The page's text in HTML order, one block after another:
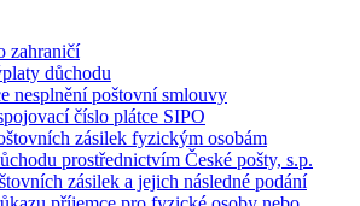
zahraničí
důchodu
nesplnění poštovní smlouvy
číslo plátce SIPO
zásilek fyzickým osobám
prostřednictvím České pošty, s.p.
zásilek a jejich následné podání